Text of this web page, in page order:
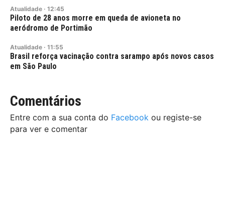
Atualidade · 12:45
Piloto de 28 anos morre em queda de avioneta no
aeródromo de Portimão
Atualidade · 11:55
Brasil reforça vacinação contra sarampo após novos casos
em São Paulo
Comentários
Entre com a sua conta do Facebook ou registe-se
para ver e comentar